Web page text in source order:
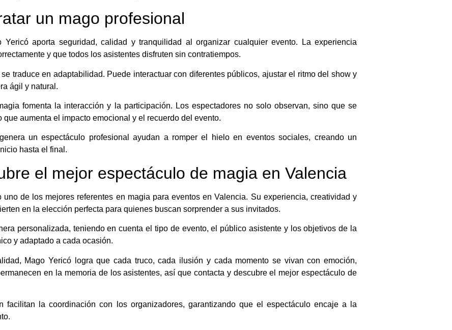
un mago profesional
Yericó aporta seguridad, calidad y tranquilidad al organizar cualquier evento. La experiencia
y que todos los asistentes disfruten sin contratiempos.
traduce en adaptabilidad. Puede interactuar con diferentes públicos, ajustar el ritmo del show y
ágil y natural.
fomenta la interacción y la participación. Los espectadores no solo observan, sino que se
aumenta el impacto emocional y el recuerdo del evento.
un espectáculo profesional ayudan a romper el hielo en eventos sociales, creando un
hasta el final.
el mejor espectáculo de magia en Valencia
de los mejores referentes en magia para eventos en Valencia. Su experiencia, creatividad y
en la elección perfecta para quienes buscan sorprender a sus invitados.
personalizada, teniendo en cuenta el tipo de evento, el público asistente y los objetivos de la
y adaptado a cada ocasión.
Mago Yericó logra que cada truco, cada ilusión y cada momento se vivan con emoción,
en la memoria de los asistentes, así que contacta y descubre el mejor espectáculo de
facilitan la coordinación con los organizadores, garantizando que el espectáculo encaje a la